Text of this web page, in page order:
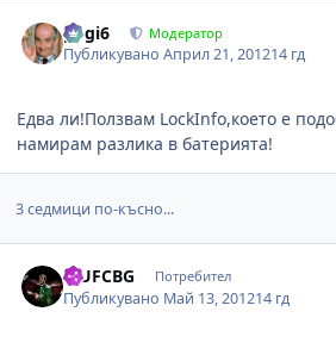
gogi6 Модератор
ПубликуваноАприл 21, 201214 гд
Едва ли!Ползвам LockInfo,което е
намирам разлика в батерията!
3 седмици по-късно...
MUFCBG Потребител
Публикувано Май 13, 201214 гд